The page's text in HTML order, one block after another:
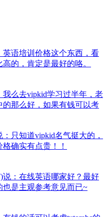
英语培训价格这个东西，看
的，肯定是最好的咯。
我么去vipkid学习过半年，老
那么好，如果有钱可以考
：只知道vipkid名气挺大的，
确实有点贵！！
说：在线英语哪家好？最好
是主观参考意见而已~